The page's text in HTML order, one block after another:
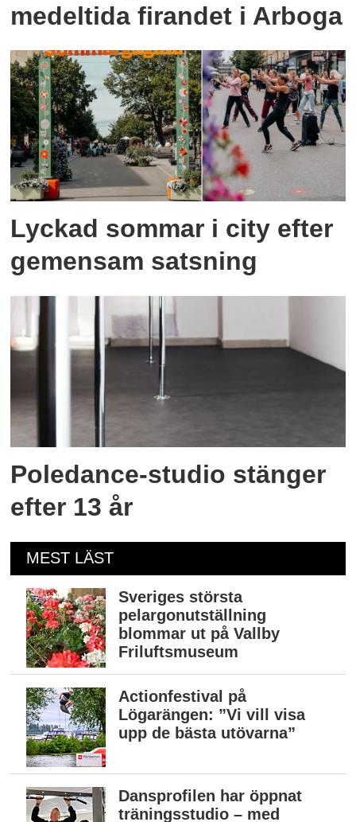
medeltida firandet i Arboga
Lyckad sommar i city efter
gemensam satsning
Poledance-studio stänger
efter 13 år
MEST LÄST
Sveriges största
pelargonutställning
blommar ut på Vallby
Friluftsmuseum
Actionfestival på
Lögarängen: ”Vi vill visa
upp de bästa utövarna”
Dansprofilen har öppnat
träningsstudio – med